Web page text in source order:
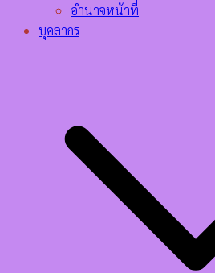
อำนาจหน้าที่
บุคลากร